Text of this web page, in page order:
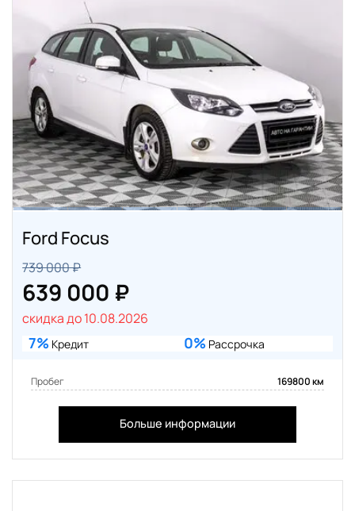
Ford Focus
739 000 ₽
639 000 ₽
скидка до 10.08.2026
7% Кредит 0% Рассрочка
Пробег 169800 км
Больше информации